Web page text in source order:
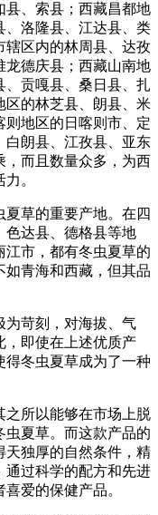
县、索县；西藏昌都地
、洛隆县、江达县、类
辖区内的林周县、达孜
龙德庆县；西藏山南地
、贡嘎县、桑日县、扎
区的林芝县、朗县、米
地区的日喀则市、定
白朗县、江孜县、亚东
，而且数量众多，为西
。
夏草的重要产地。在四
色达县、德格县等地
江市，都有冬虫夏草的
青海和西藏，但其品
为苛刻，对海拔、气
，即使在上述优质产
得冬虫夏草成为了一种
之所以能够在市场上脱
夏草。而这款产品的
天独厚的自然条件，精
通过科学的配方和先进
爱的保健产品。